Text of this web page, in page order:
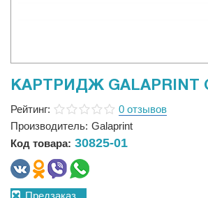
КАРТРИДЖ GALAPRINT
Рейтинг:
0 отзывов
Производитель: Galaprint
Код товара: 30825-01
Предзаказ